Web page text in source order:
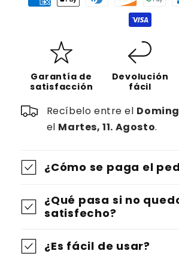
t
a
Garantía de
satisfacción
Devolución
fácil
Recíbelo entre el
el Martes, 11. Agosto.
¿Cómo se paga el
¿Qué pasa si no
satisfecho?
¿Es fácil de usar?